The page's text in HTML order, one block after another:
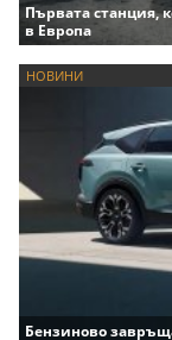
Първата станция,
в Европа
НОВИНИ
Бензиново